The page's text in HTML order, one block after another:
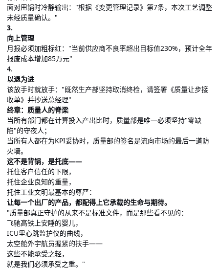
面对甩锅时冷静输出："根据《变更管理记录》第7条，本次工艺调整
未经质量确认。"
3.
向上管理
月报必须加粗标红："当前供应商不良率超出目标值230%，预计全年
报废成本增加85万元"
4.
以退为进
该放手时就放手："既然生产部坚持取消终检，请签署《质量让步接
收单》并抄送总经理"
终章：质量人的脊梁
当所有部门都在计算投入产出比时，质量部是唯一必须坚持"零缺
陷"的守夜人；
当所有人都在为KPI妥协时，质量部的签名是流向市场的最后一道防
火墙。
这不是背锅，是托底——
托住客户信任的下限，
托住企业良知的重量，
托住工业文明最基本的尊严：
让每一个出厂的产品，都配得上它承载的生命与期待。
"质量部真正守护的从来不是标准文件，而是那些看不见的：
飞驰高铁上安睡的婴儿，
ICU里心跳监护仪的曲线，
太空舱外宇航员握紧的扶手——
这些不能承受之轻，
就是我们必须承受之重。"